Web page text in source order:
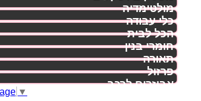
מולטימדיה
כלי עבודה
הכל לבית
חומרי בנין
תאורה
פרזול
אביזרים לרכב
▼